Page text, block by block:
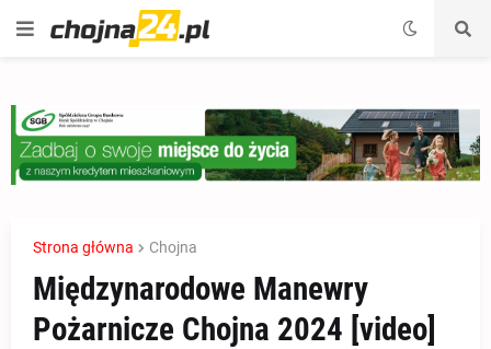
Strona główna Chojna
Międzynarodowe Manewry
Pożarnicze Chojna 2024 [video]